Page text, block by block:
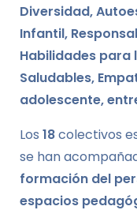
Diversidad,
Infantil,
Habilidades para
Saludables,
adolescente,
Los 18colectivos
se han
formación del
espacios